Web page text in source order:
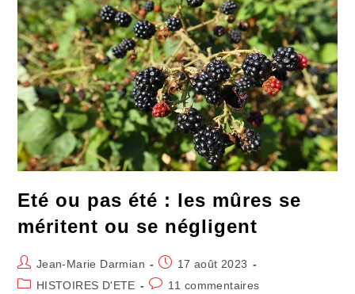
Eté ou pas été : les mûres se
méritent ou se négligent
Auteur/autrice
de
Jean-Marie Darmian
Publication
publiée :
17 août 2023
PostHISTOIRES D'ETE
Commentaires
11 commentaires